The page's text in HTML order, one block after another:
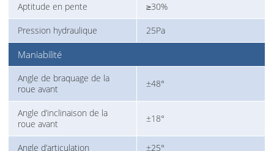
Aptitude en pente ≥30%
Pression hydraulique 25Pa
Maniabilité
Angle de braquage de la
roue avant
±48°
Angle d’inclinaison de la
roue avant
±18°
Angle d’articulation ±25°